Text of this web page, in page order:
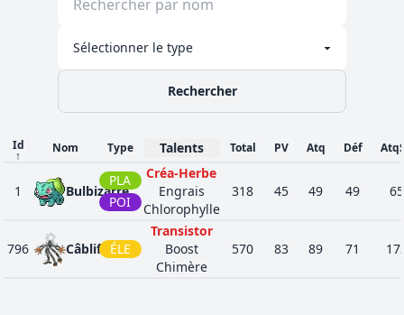
Rechercher
Id
↑
Nom Type Talents Total PV Atq Déf
1 Bulbizarre
PLA
POI
Créa-Herbe
Engrais
Chlorophylle
318 45 49 49 65
796 CâblifèreÉLE
Transistor
Boost
Chimère
570 83 89 71